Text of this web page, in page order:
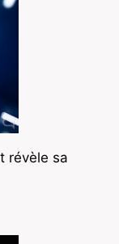
révèle sa